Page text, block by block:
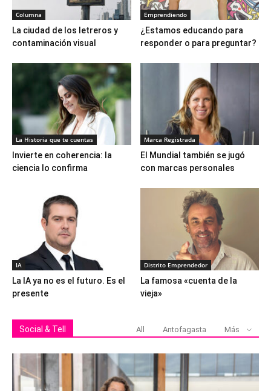
Columna
La ciudad de los letreros y
contaminación visual
Emprendiendo
¿Estamos educando para
responder o para preguntar?
La Historia que te cuentas
Invierte en coherencia: la
ciencia lo confirma
Marca Registrada
El Mundial también se jugó
con marcas personales
IA
La IA ya no es el futuro. Es el
presente
Distrito Emprendedor
La famosa «cuenta de la
vieja»
Social & Tell All Antofagasta Más